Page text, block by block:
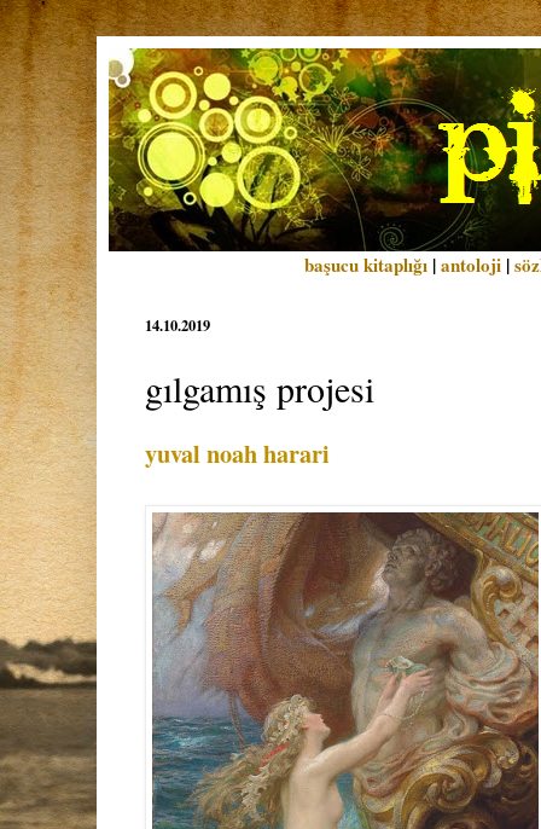
başucu kitaplığı |antoloji |
14.10.2019
gılgamış projesi
yuval noah harari